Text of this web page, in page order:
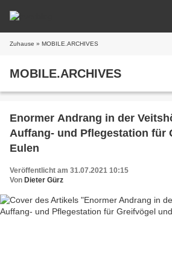
Zuhause » MOBILE.ARCHIVES
MOBILE.ARCHIVES
Enormer Andrang in der
Auffang- und Pflegestation für
Eulen
Veröffentlicht am 31.07.2021 10:15
Von Dieter Gürz